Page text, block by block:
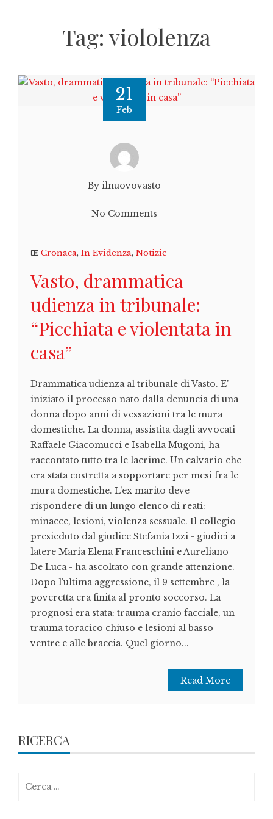
Tag: viololenza
21
Feb
By ilnuovovasto
No Comments
Cronaca, In Evidenza, Notizie
Vasto, drammatica
udienza in tribunale:
“Picchiata e violentata in
casa”
Drammatica udienza al tribunale di Vasto. E'
iniziato il processo nato dalla denuncia di una
donna dopo anni di vessazioni tra le mura
domestiche. La donna, assistita dagli avvocati
Raffaele Giacomucci e Isabella Mugoni, ha
raccontato tutto tra le lacrime. Un calvario che
era stata costretta a sopportare per mesi fra le
mura domestiche. L'ex marito deve
rispondere di un lungo elenco di reati:
minacce, lesioni, violenza sessuale. Il collegio
presieduto dal giudice Stefania Izzi - giudici a
latere Maria Elena Franceschini e Aureliano
De Luca - ha ascoltato con grande attenzione.
Dopo l'ultima aggressione, il 9 settembre , la
poveretta era finita al pronto soccorso. La
prognosi era stata: trauma cranio facciale, un
trauma toracico chiuso e lesioni al basso
ventre e alle braccia. Quel giorno...
Read More
RICERCA